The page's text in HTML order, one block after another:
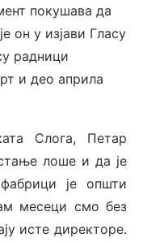
покушава да
он у изјави Гласу
радници
и део априла
Слога, Петар
лоше и да је
фабрици је општи
месеци смо без
исте директоре.